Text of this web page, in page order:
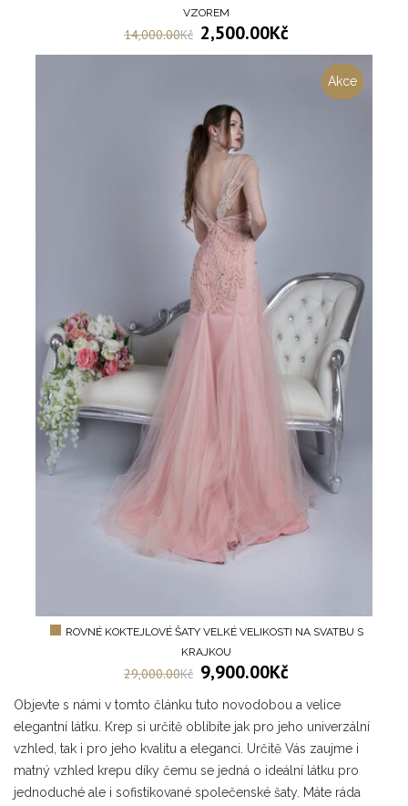
VZOREM
14,000.00Kč 2,500.00Kč
Akce
ROVNÉ KOKTEJLOVÉ ŠATY VELKÉ VELIKOSTI NA SVATBU S
KRAJKOU
29,000.00Kč 9,900.00Kč
Objevte s námi v tomto článku tuto novodobou a velice
elegantní látku. Krep si určitě oblíbíte jak pro jeho univerzální
vzhled, tak i pro jeho kvalitu a eleganci. Určitě Vás zaujme i
matný vzhled krepu díky čemu se jedná o ideální látku pro
jednoduché ale i sofistikované společenské šaty. Máte ráda